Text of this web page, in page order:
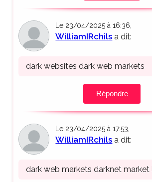
Le 23/04/2025 à 16:36,
WilliamIRchils a dit:
dark websites dark web markets
Répondre
Le 23/04/2025 à 17:53,
WilliamIRchils a dit:
dark web markets darknet market